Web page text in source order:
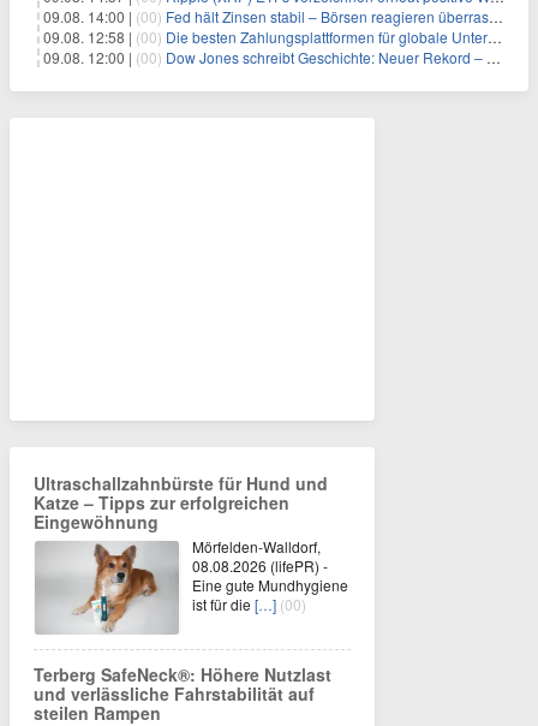
09.08. 14:00 | (00) Fed hält Zinsen stabil – Börsen reagieren überraschend volatil
09.08. 12:58 | (00) Die besten Zahlungsplattformen für globale Unternehmen im Jahr 2026
09.08. 12:00 | (00) Dow Jones schreibt Geschichte: Neuer Rekord – und Amazon knackt die nächste Billionen-Marke
Ultraschallzahnbürste für Hund und
Katze – Tipps zur erfolgreichen
Eingewöhnung
Mörfelden-Walldorf,
08.08.2026 (lifePR) -
Eine gute Mundhygiene
ist für die […] (00)
Terberg SafeNeck®: Höhere Nutzlast
und verlässliche Fahrstabilität auf
steilen Rampen